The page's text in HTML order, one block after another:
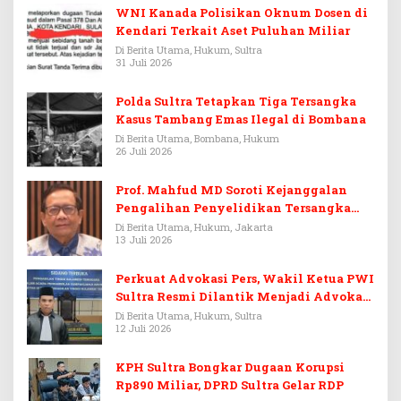
WNI Kanada Polisikan Oknum Dosen di
Kendari Terkait Aset Puluhan Miliar
Di Berita Utama, Hukum, Sultra
31 Juli 2026
Polda Sultra Tetapkan Tiga Tersangka
Kasus Tambang Emas Ilegal di Bombana
Di Berita Utama, Bombana, Hukum
26 Juli 2026
Prof. Mahfud MD Soroti Kejanggalan
Pengalihan Penyelidikan Tersangka
Febrie Adriansyah
Di Berita Utama, Hukum, Jakarta
13 Juli 2026
Perkuat Advokasi Pers, Wakil Ketua PWI
Sultra Resmi Dilantik Menjadi Advokat
PERADI
Di Berita Utama, Hukum, Sultra
12 Juli 2026
KPH Sultra Bongkar Dugaan Korupsi
Rp890 Miliar, DPRD Sultra Gelar RDP